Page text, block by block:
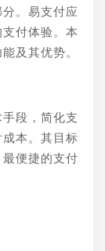
。易支付应
付体验。本
及其优势。
段，简化支
本。其目标
便捷的支付